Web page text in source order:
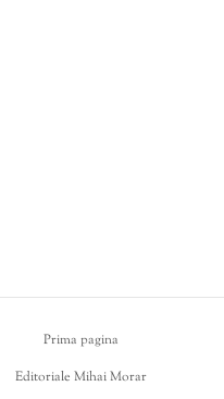
Prima pagina
Editoriale Mihai Morar